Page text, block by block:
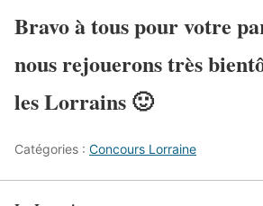
Bravo à tous pour votre
nous rejouerons très
les Lorrains 🙂
Catégories : Concours Lorraine